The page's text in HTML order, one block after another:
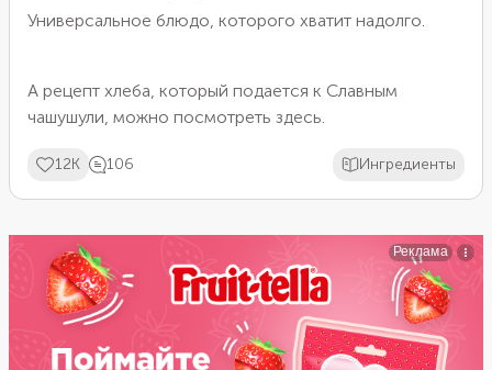
Универсальное блюдо, которого хватит надолго.
А рецепт хлеба, который подается к Славным
чашушули, можно посмотреть здесь
12K 106 Ингредиенты